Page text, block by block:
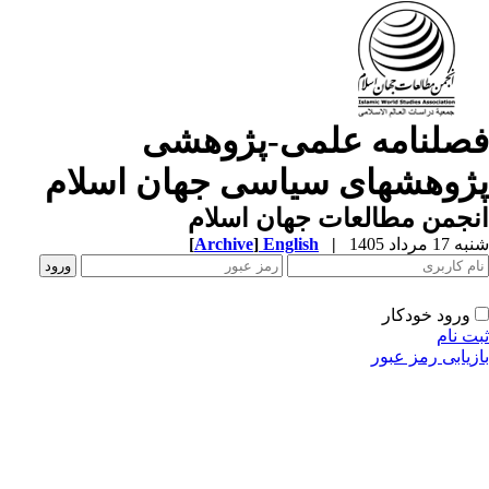
علمی-پژوهشی
سیاسی جهان اسلام
مطالعات جهان اسلام
مرداد 1405 |
English
[Archive]
ورود خودکار
نام
رمز عبور